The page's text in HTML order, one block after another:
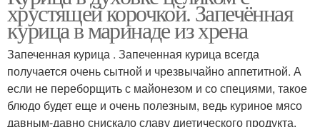
хрустящей корочкой. Запечённая
курица в маринаде из хрена
Запеченная курица . Запеченная курица всегда
получается очень сытной и чрезвычайно аппетитной. А
если не переборщить с майонезом и со специями, такое
блюдо будет еще и очень полезным, ведь куриное мясо
давным-давно снискало славу диетического продукта,